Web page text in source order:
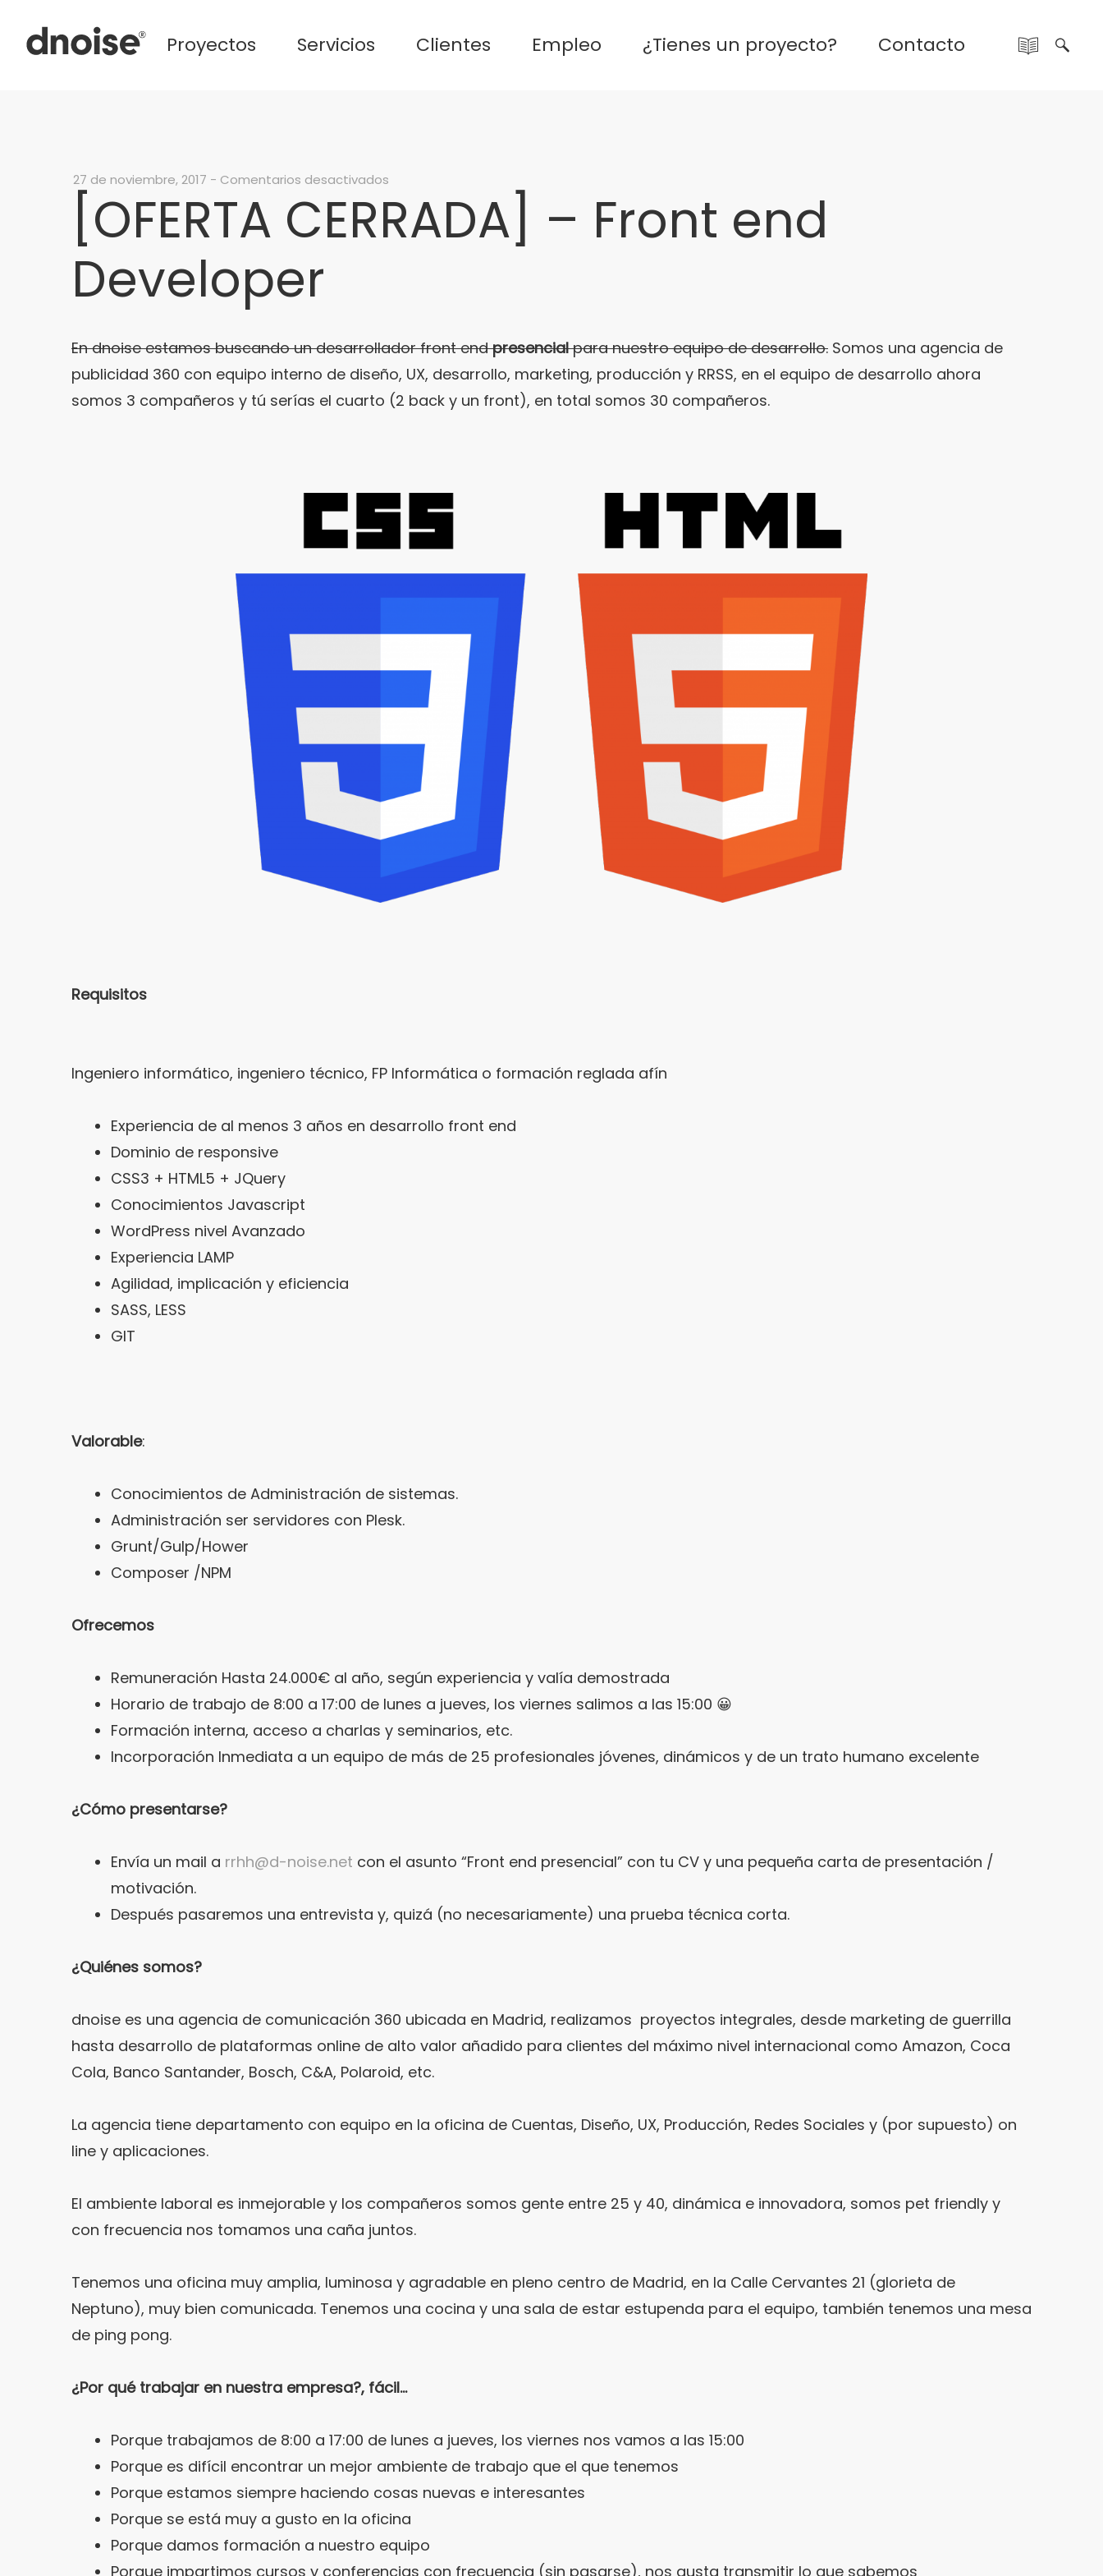
Proyectos Servicios Clientes Empleo ¿Tienes un proyecto? Contacto
27 de noviembre, 2017 - Comentarios desactivados
[OFERTA
CERRADA]
[OFERTA CERRADA] – Front end
Developer
En dnoise estamos buscando un desarrollador front endpresencialpara nuestro equipo de desarrollo. Somos una agencia de
publicidad 360 con equipo interno de diseño, UX, desarrollo, marketing, producción y RRSS, en el equipo de desarrollo ahora
somos 3 compañeros y tú serías el cuarto (2 back y un front), en total somos 30 compañeros.
Requisitos
Ingeniero informático, ingeniero técnico, FP Informática o formación reglada afín
Experiencia de al menos 3 años en desarrollo front end
Dominio de responsive
CSS3 + HTML5 + JQuery
Conocimientos Javascript
WordPress nivel Avanzado
Experiencia LAMP
Agilidad, implicación y eficiencia
SASS, LESS
GIT
Valorable:
Conocimientos de Administración de sistemas.
Administración ser servidores con Plesk.
Grunt/Gulp/Hower
Composer /NPM
Ofrecemos
Remuneración Hasta 24.000€ al año, según experiencia y valía demostrada
Horario de trabajo de 8:00 a 17:00 de lunes a jueves, los viernes salimos a las 15:00 😀
Formación interna, acceso a charlas y seminarios, etc.
Incorporación Inmediata a un equipo de más de 25 profesionales jóvenes, dinámicos y de un trato humano excelente
¿Cómo presentarse?
Envía un mail a rrhh@d-noise.net con el asunto “Front end presencial” con tu CV y una pequeña carta de presentación /
motivación.
Después pasaremos una entrevista y, quizá (no necesariamente) una prueba técnica corta.
¿Quiénes somos?
dnoise es una agencia de comunicación 360 ubicada en Madrid, realizamos proyectos integrales, desde marketing de guerrilla
hasta desarrollo de plataformas online de alto valor añadido para clientes del máximo nivel internacional como Amazon, Coca
Cola, Banco Santander, Bosch, C&A, Polaroid, etc.
La agencia tiene departamento con equipo en la oficina de Cuentas, Diseño, UX, Producción, Redes Sociales y (por supuesto) on
line y aplicaciones.
El ambiente laboral es inmejorable y los compañeros somos gente entre 25 y 40, dinámica e innovadora, somos pet friendly y
con frecuencia nos tomamos una caña juntos.
Tenemos una oficina muy amplia, luminosa y agradable en pleno centro de Madrid, en la Calle Cervantes 21 (glorieta de
Neptuno), muy bien comunicada. Tenemos una cocina y una sala de estar estupenda para el equipo, también tenemos una mesa
de ping pong.
¿Por qué trabajar en nuestra empresa?, fácil...
Porque trabajamos de 8:00 a 17:00 de lunes a jueves, los viernes nos vamos a las 15:00
Porque es difícil encontrar un mejor ambiente de trabajo que el que tenemos
Porque estamos siempre haciendo cosas nuevas e interesantes
Porque se está muy a gusto en la oficina
Porque damos formación a nuestro equipo
Porque impartimos cursos y conferencias con frecuencia (sin pasarse), nos gusta transmitir lo que sabemos